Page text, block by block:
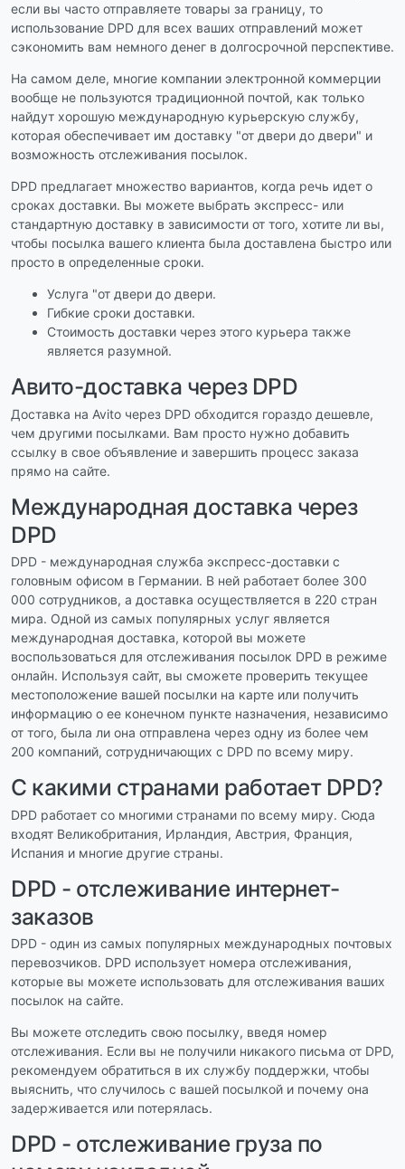
если вы часто отправляете товары за границу, то
использование DPD для всех ваших отправлений может
сэкономить вам немного денег в долгосрочной перспективе.
На самом деле, многие компании электронной коммерции
вообще не пользуются традиционной почтой, как только
найдут хорошую международную курьерскую службу,
которая обеспечивает им доставку "от двери до двери" и
возможность отслеживания посылок.
DPD предлагает множество вариантов, когда речь идет о
сроках доставки. Вы можете выбрать экспресс- или
стандартную доставку в зависимости от того, хотите ли вы,
чтобы посылка вашего клиента была доставлена быстро или
просто в определенные сроки.
Услуга "от двери до двери.
Гибкие сроки доставки.
Стоимость доставки через этого курьера также
является разумной.
Авито-доставка через DPD
Доставка на Avito через DPD обходится гораздо дешевле,
чем другими посылками. Вам просто нужно добавить
ссылку в свое объявление и завершить процесс заказа
прямо на сайте.
Международная доставка через
DPD
DPD - международная служба экспресс-доставки с
головным офисом в Германии. В ней работает более 300
000 сотрудников, а доставка осуществляется в 220 стран
мира. Одной из самых популярных услуг является
международная доставка, которой вы можете
воспользоваться для отслеживания посылок DPD в режиме
онлайн. Используя сайт, вы сможете проверить текущее
местоположение вашей посылки на карте или получить
информацию о ее конечном пункте назначения, независимо
от того, была ли она отправлена через одну из более чем
200 компаний, сотрудничающих с DPD по всему миру.
С какими странами работает DPD?
DPD работает со многими странами по всему миру. Сюда
входят Великобритания, Ирландия, Австрия, Франция,
Испания и многие другие страны.
DPD - отслеживание интернет-
заказов
DPD - один из самых популярных международных почтовых
перевозчиков. DPD использует номера отслеживания,
которые вы можете использовать для отслеживания ваших
посылок на сайте.
Вы можете отследить свою посылку, введя номер
отслеживания. Если вы не получили никакого письма от DPD,
рекомендуем обратиться в их службу поддержки, чтобы
выяснить, что случилось с вашей посылкой и почему она
задерживается или потерялась.
DPD - отслеживание груза по